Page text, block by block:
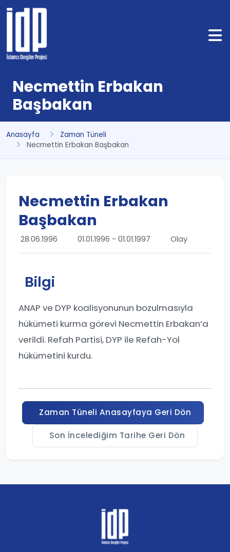
Necmettin Erbakan
Başbakan
Anasayfa
Zaman Tüneli
Necmettin Erbakan Başbakan
Necmettin Erbakan
Başbakan
28.06.1996 01.01.1996 - 01.01.1997 Olay
Bilgi
ANAP ve DYP koalisyonunun bozulmasıyla
hükümeti kurma görevi Necmettin Erbakan’a
verildi. Refah Partisi, DYP ile Refah-Yol
hükümetini kurdu.
Zaman Tüneli Anasayfaya Geri Dön
Son İncelediğim Tarihe Geri Dön